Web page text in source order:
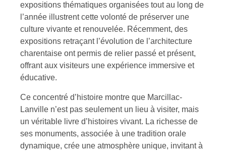
expositions thématiques organisées tout au long de
l’année illustrent cette volonté de préserver une
culture vivante et renouvelée. Récemment, des
expositions retraçant l’évolution de l’architecture
charentaise ont permis de relier passé et présent,
offrant aux visiteurs une expérience immersive et
éducative.
Ce concentré d’histoire montre que Marcillac-
Lanville n’est pas seulement un lieu à visiter, mais
un véritable livre d’histoires vivant. La richesse de
ses monuments, associée à une tradition orale
dynamique, crée une atmosphère unique, invitant à